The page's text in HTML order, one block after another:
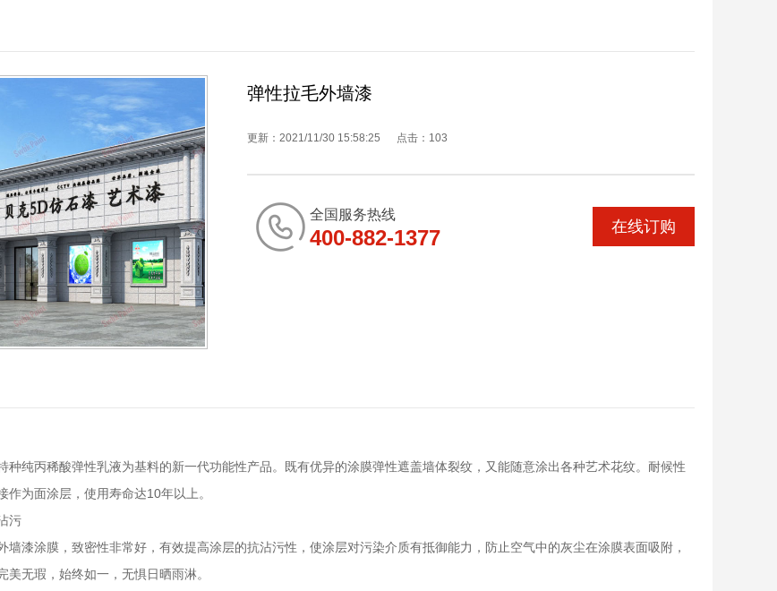
弹性拉毛外墙漆
更新：2021/11/30 15:58:25 点击： 103
在线订购
全国服务热线
400-882-1377
种纯丙稀酸弹性乳液为基料的新一代功能性产品。既有优异的涂膜弹性遮盖墙体裂纹，又能随意涂出各种艺术花纹。耐候性
作为面涂层，使用寿命达10年以上。
污
墙漆涂膜，致密性非常好，有效提高涂层的抗沾污性，使涂层对污染介质有抵御能力，防止空气中的灰尘在涂膜表面吸附，
美无瑕，始终如一，无惧日晒雨淋。